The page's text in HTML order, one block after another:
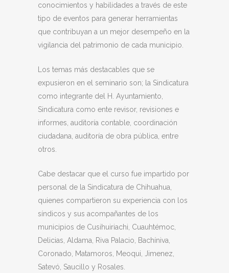
conocimientos y habilidades a través de este
tipo de eventos para generar herramientas
que contribuyan a un mejor desempeño en la
vigilancia del patrimonio de cada municipio.
Los temas más destacables que se
expusieron en el seminario son; la Sindicatura
como integrante del H. Ayuntamiento,
Sindicatura como ente revisor, revisiones e
informes, auditoría contable, coordinación
ciudadana, auditoría de obra pública, entre
otros.
Cabe destacar que el curso fue impartido por
personal de la Sindicatura de Chihuahua,
quienes compartieron su experiencia con los
síndicos y sus acompañantes de los
municipios de Cusihuiriachi, Cuauhtémoc,
Delicias, Aldama, Riva Palacio, Bachíniva,
Coronado, Matamoros, Meoqui, Jimenez,
Satevó, Saucillo y Rosales.